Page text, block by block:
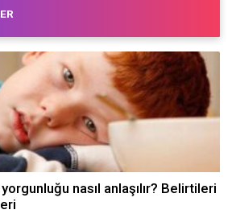
nasıl anlaşılır? Belirtileri